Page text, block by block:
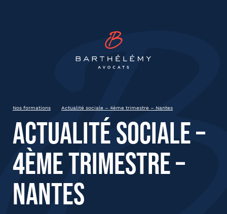
Nos formations Actualité sociale – 4ème trimestre – Nantes
Actualité sociale –
4ème trimestre –
Nantes
Actualité sociale – 4ème
trimestre – Nantes
9h00 – 12h30
État civil
Prénom